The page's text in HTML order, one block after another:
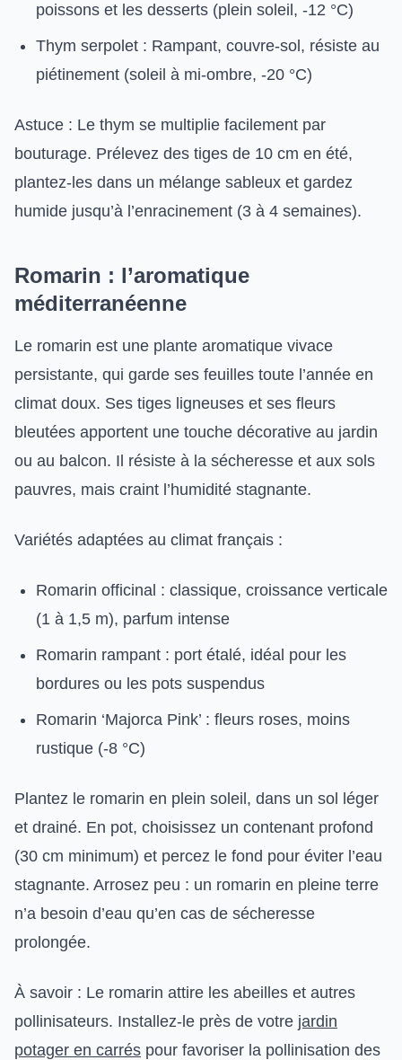
poissons et les desserts (plein soleil, -12 °C)
Thym serpolet : Rampant, couvre-sol, résiste au
piétinement (soleil à mi-ombre, -20 °C)
Astuce : Le thym se multiplie facilement par
bouturage. Prélevez des tiges de 10 cm en été,
plantez-les dans un mélange sableux et gardez
humide jusqu’à l’enracinement (3 à 4 semaines).
Romarin : l’aromatique
méditerranéenne
Le romarin est une plante aromatique vivace
persistante, qui garde ses feuilles toute l’année en
climat doux. Ses tiges ligneuses et ses fleurs
bleutées apportent une touche décorative au jardin
ou au balcon. Il résiste à la sécheresse et aux sols
pauvres, mais craint l’humidité stagnante.
Variétés adaptées au climat français :
Romarin officinal : classique, croissance verticale
(1 à 1,5 m), parfum intense
Romarin rampant : port étalé, idéal pour les
bordures ou les pots suspendus
Romarin ‘Majorca Pink’ : fleurs roses, moins
rustique (-8 °C)
Plantez le romarin en plein soleil, dans un sol léger
et drainé. En pot, choisissez un contenant profond
(30 cm minimum) et percez le fond pour éviter l’eau
stagnante. Arrosez peu : un romarin en pleine terre
n’a besoin d’eau qu’en cas de sécheresse
prolongée.
À savoir : Le romarin attire les abeilles et autres
pollinisateurs. Installez-le près de votre jardin
potager en carrés pour favoriser la pollinisation des